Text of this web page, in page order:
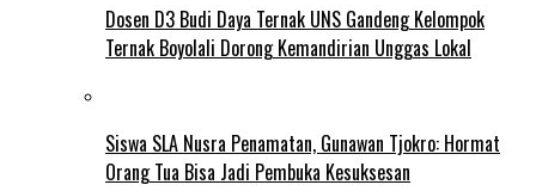
Dosen D3 Budi Daya Ternak UNS Gandeng Kelompok
Ternak Boyolali Dorong Kemandirian Unggas Lokal
Siswa SLA Nusra Penamatan, Gunawan Tjokro: Hormat
Orang Tua Bisa Jadi Pembuka Kesuksesan